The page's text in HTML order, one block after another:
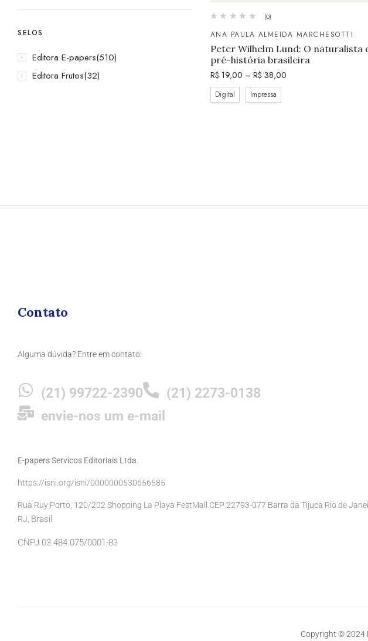
SELOS
Editora E-papers(510)
Editora Frutos(32)
(0)
ANA PAULA ALMEIDA MARCHESOTTI
Peter Wilhelm Lund: O naturalista
pré-história brasileira
R$ 19,00 – R$ 38,00
Digital Impressa
Contato
Alguma dúvida? Entre em contato:
(21) 99722-2390
(21) 2273-0138
envie-nos um e-mail
E-papers Servicos Editoriais Ltda.
https://isni.org/isni/0000000530656585
Rua Ruy Porto, 120/202 Shopping La Playa FestMall CEP 22793-077 Barra da Tijuca Rio de
RJ, Brasil
CNPJ 03.484.075/0001-83
Copyright © 2024